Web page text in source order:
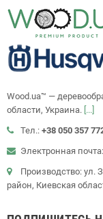
Wood.ua™ —
области, Украина. [...]
Тел.: +38 050 357
Электронная
Производство: ул.
район, Киевская